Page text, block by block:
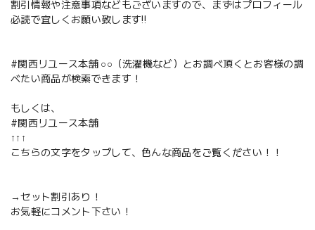
割引情報や注意事項などもございますので、まずはプロフィール
必読で宜しくお願い致します‼️
#関西リユース本舗 ○○（洗濯機など）とお調べ頂くとお客様の調
べたい商品が検索できます！
もしくは、
#関西リユース本舗
↑↑↑
こちらの文字をタップして、色んな商品をご覧ください！！
→セット割引あり！
お気軽にコメント下さい！